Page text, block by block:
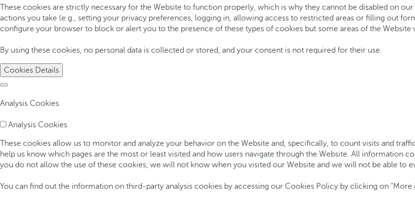
These cookies are strictly necessary for the Website to function properly, which is why they cannot be disabled on
actions you take (e.g., setting your privacy preferences, logging in, allowing access to restricted areas or filling out
configure your browser to block or alert you to the presence of these types of cookies but some areas of the
By using these cookies, no personal data is collected or stored, and your consent is not required for their use.
Cookies Details
Analysis Cookies
Analysis Cookies
These cookies allow us to monitor and analyze your behavior on the Website and, specifically, to count visits and
help us know which pages are the most or least visited and how users navigate through the Website. All information
you do not allow the use of these cookies, we will not know when you visited our Website and we will not be able to
You can find out the information on third-party analysis cookies by accessing our Cookies Policy by clicking on “More